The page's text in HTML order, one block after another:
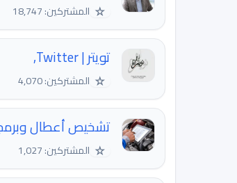
☆ المشتركين: 18,747
تويتر | Twitter,
☆ المشتركين: 4,070
تشخيص أعطال
☆ المشتركين: 1,027